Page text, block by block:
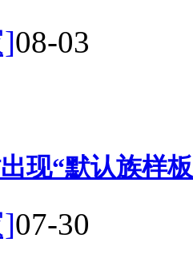
08-03
现“默认族样
07-30